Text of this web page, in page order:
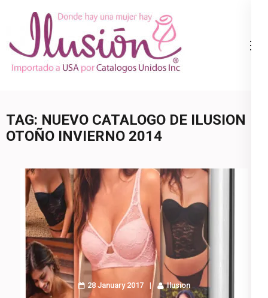
content
(Press
Ropa Interior
800.825.9452
TAG: NUEVO CATALOGO DE ILUSION
OTOÑO INVIERNO 2014
28 January 2017 Ilusion